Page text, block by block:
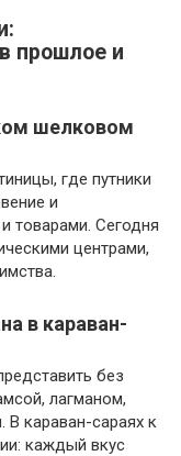
прошлое и
шелковом
где путники
и
товарами. Сегодня
центрами,
в караван-
без
лагманом,
караван-сараях к
каждый вкус